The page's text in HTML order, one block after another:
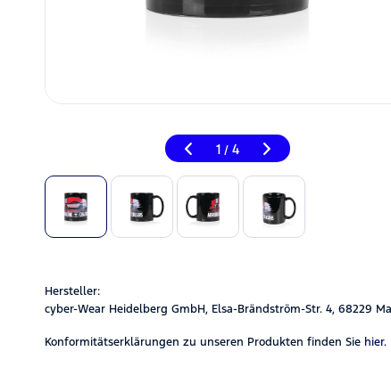
1 / 4
Hersteller:
cyber-Wear Heidelberg GmbH, Elsa-Brändström-Str. 4, 68229
Konformitätserklärungen zu unseren Produkten finden Sie hier.